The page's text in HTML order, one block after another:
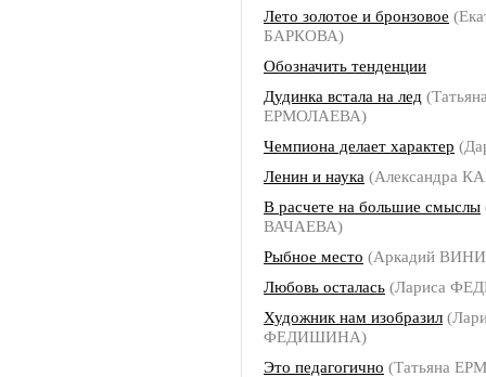
Лето золотое и бронзовое
БАРКОВА)
Обозначить тенденции
Дудинка встала на лед
ЕРМОЛАЕВА)
Чемпиона делает характер
Ленин и наука (Александра
В расчете на большие смыслы
ВАЧАЕВА)
Рыбное место (Аркадий
Любовь осталась (Лариса
Художник нам изобразил
ФЕДИШИНА)
Это педагогично (Татьяна